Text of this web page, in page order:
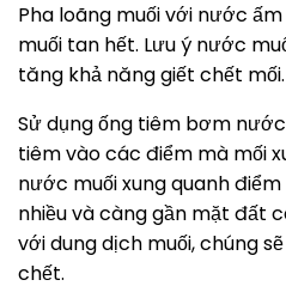
Pha loãng muối với nước
muối tan hết. Lưu ý nước
tăng khả năng giết chết mối.
Sử dụng ống tiêm bơm
tiêm vào các điểm mà mối
nước muối xung quanh
nhiều và càng gần mặt đất
với dung dịch muối, chúng
chết.